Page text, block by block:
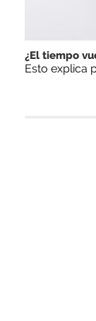
¿El tiempo
Esto explica